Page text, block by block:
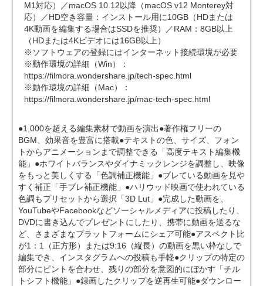
M1対応）／macOS 10.12以降（macOS v12 Monterey対
応）／HD空き容量：インストール用に10GB（HDまたは
4K動画を編集する場合はSSDを推奨）／RAM：8GB以上
（HDまたは4Kビデオには16GB以上）
※ソフトウェアの登録にはインターネット接続環境が必要
※動作環境の詳細（Win）：
https://filmora.wondershare.jp/tech-spec.html
※動作環境の詳細（Mac）：
https://filmora.wondershare.jp/mac-tech-spec.html
●1,000を超える編集素材で動画を演出●著作権フリーの
BGM、効果音を豊富に搭載●テキストの色、サイズ、フォン
トからアニメーションまで調整できる「高度テキスト編集機
能」●ホワイトバランスやダイナミックレンジを調整し、映像
をもっと美しくする「色調補正機能」●ブレている動画を見や
すく補正「手ブレ補正機能」●ハリウッド映画で使われている
色調もプリセットから選択「3D Lut」●完成した動画を、
YouTubeやFacebookなどソーシャルメディアに投稿したり、
DVDに書き込んでプレゼントにしたり、携帯に動画を送るな
ど、さまざまなプラットフォームにシェア可能●アスペクト比
が1：1（正方形）または9:16（縦長）の動画を黒い枠なしで
編集でき、インスタグラムへの投稿も手軽●クリップの特定の
部分にピントを合わせ、残りの部分を意図的にぼかす「チル
トシフト機能」●録画したクリップを逆再生可能●ダウンロー